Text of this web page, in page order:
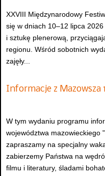
XXVIII Międzynarodowy
się w dniach 10–12 lipca 2026
i sztukę plenerową,
regionu. Wśród sobotnich
zajęły...
Informacje z Mazowsza
W tym wydaniu programu
województwa mazowieckiego
zapraszamy na specjalny
zabierzemy Państwa na
filmu i literatury, śladami